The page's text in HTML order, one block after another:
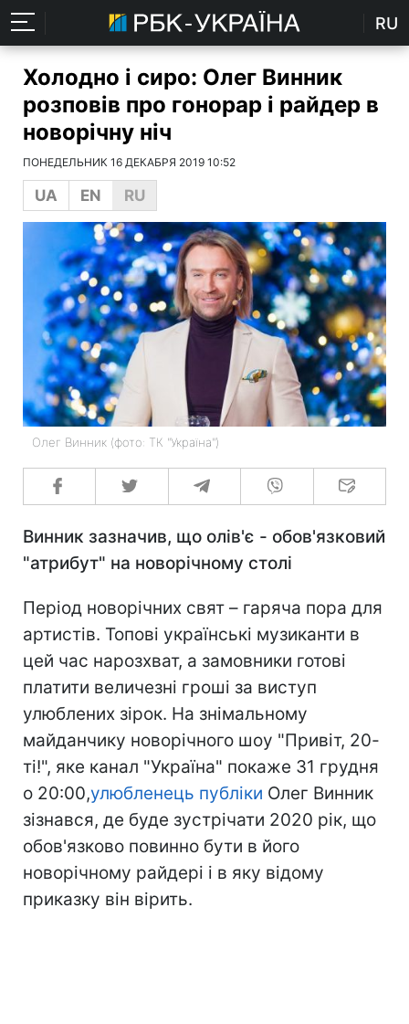
RU
Холодно і сиро: Олег Винник
розповів про гонорар і райдер в
новорічну ніч
ПОНЕДЕЛЬНИК 16 ДЕКАБРЯ 2019 10:52
UA EN RU
Олег Винник (фото: ТК "Україна")
Винник зазначив, що олів'є - обов'язковий
"атрибут" на новорічному столі
Період новорічних свят – гаряча пора для
артистів. Топові українські музиканти в
цей час нарозхват, а замовники готові
платити величезні гроші за виступ
улюблених зірок. На знімальному
майданчику новорічного шоу "Привіт, 20-
ті!", яке канал "Україна" покаже 31 грудня
о 20:00,улюбленець публіки Олег Винник
зізнався, де буде зустрічати 2020 рік, що
обов'язково повинно бути в його
новорічному райдері і в яку відому
приказку він вірить.